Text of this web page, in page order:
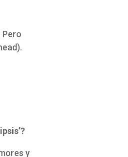
Pero
y